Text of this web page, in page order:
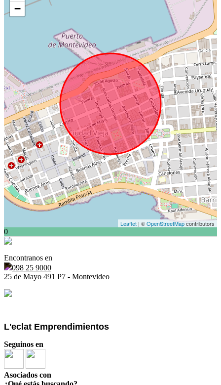
−
Leaflet | ©OpenStreetMapcontributors
0
Encontranos en
098 25 9000
25 de Mayo 491 P7 - Montevideo
L'eclat Emprendimientos
Seguinos en
Asociados con